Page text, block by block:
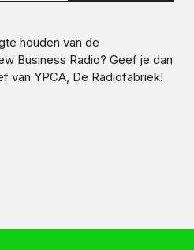
houden van de
Business Radio? Geef je dan
van YPCA, De Radiofabriek!